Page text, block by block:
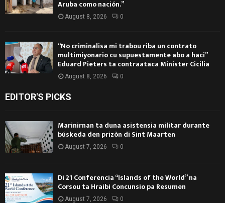
Aruba como nación.”
August 8, 2026 0
“No criminalisa mi trabou riba un contrato
multimiyonario cu supuestamente abo a haci”
Eduard Pieters ta contraataca Minister Cicilia
August 8, 2026 0
EDITOR'S PICKS
Marinirnan ta duna asistensia militar durante
búskeda den prizòn di Sint Maarten
August 7, 2026 0
Di 21 Conferencia “Islands of the World” na
Corsou ta Hraibi Concunsio pa Resumen
August 7, 2026 0